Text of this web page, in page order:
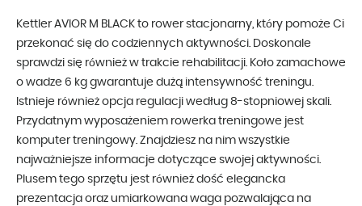
Kettler AVIOR M BLACK to rower stacjonarny, który pomoże Ci
przekonać się do codziennych aktywności. Doskonale
sprawdzi się również w trakcie rehabilitacji. Koło zamachowe
o wadze 6 kg gwarantuje dużą intensywność treningu.
Istnieje również opcja regulacji według 8-stopniowej skali.
Przydatnym wyposażeniem rowerka treningowe jest
komputer treningowy. Znajdziesz na nim wszystkie
najważniejsze informacje dotyczące swojej aktywności.
Plusem tego sprzętu jest również dość elegancka
prezentacja oraz umiarkowana waga pozwalająca na